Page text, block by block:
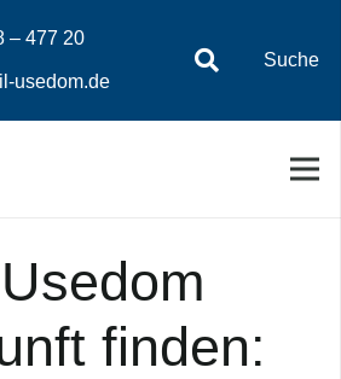
– 477 20
usedom.de
Suche
finden: